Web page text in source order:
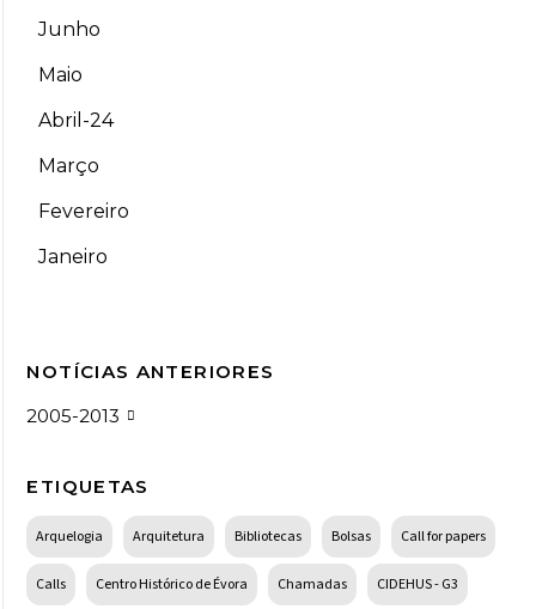
Junho
Maio
Abril-24
Março
Fevereiro
Janeiro
NOTÍCIAS ANTERIORES
2005-2013
ETIQUETAS
Arquelogia Arquitetura Bibliotecas Bolsas Call for papers
Calls Centro Histórico de Évora Chamadas CIDEHUS - G3